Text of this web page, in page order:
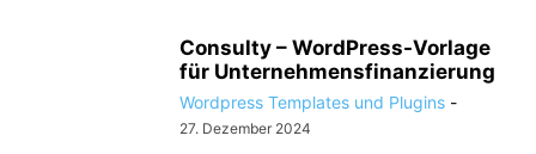
Consulty – WordPress-Vorlage
für Unternehmensfinanzierung
Wordpress Templates und Plugins -
27. Dezember 2024